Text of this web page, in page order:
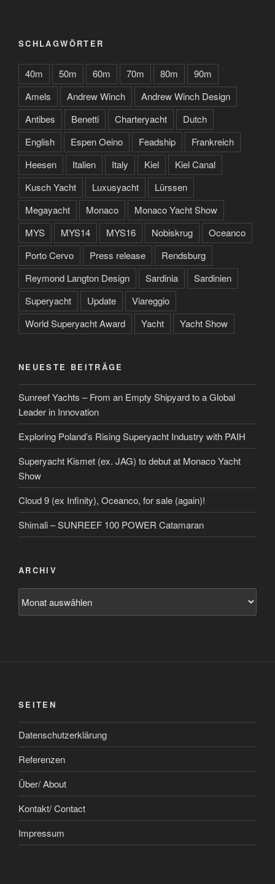
SCHLAGWÖRTER
40m 50m 60m 70m 80m
90m
Amels
Andrew Winch
Andrew Winch Design
Antibes
Benetti Charteryacht
Dutch
English
Espen Oeino Feadship
Frankreich
Heesen
Italien Italy Kiel
Kiel Canal
Kusch Yacht
Luxusyacht
Lürssen
Megayacht
Monaco
Monaco Yacht Show
MYS
MYS14 MYS16 Nobiskrug
Oceanco
Porto Cervo
Press release
Rendsburg
Reymond Langton Design
Sardinia
Sardinien
Superyacht
Update
Viareggio
World Superyacht Award
Yacht Yacht Show
NEUESTE BEITRÄGE
Sunreef Yachts – From an Empty Shipyard to a Global
Leader in Innovation
Exploring Poland’s Rising Superyacht Industry with PAIH
Superyacht Kismet (ex. JAG) to debut at Monaco Yacht
Show
Cloud 9 (ex Infinity), Oceanco, for sale (again)!
Shimali – SUNREEF 100 POWER Catamaran
ARCHIV
SEITEN
Datenschutzerklärung
Referenzen
Über/ About
Kontakt/ Contact
Impressum